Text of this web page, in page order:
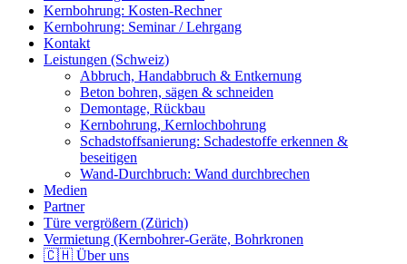
Kernbohrung: Kosten-Rechner
Kernbohrung: Seminar / Lehrgang
Kontakt
Leistungen (Schweiz)
Abbruch, Handabbruch & Entkernung
Beton bohren, sägen & schneiden
Demontage, Rückbau
Kernbohrung, Kernlochbohrung
Schadstoffsanierung: Schadestoffe erkennen &
beseitigen
Wand-Durchbruch: Wand durchbrechen
Medien
Partner
Türe vergrößern (Zürich)
Vermietung (Kernbohrer-Geräte, Bohrkronen
🇨🇭 Über uns